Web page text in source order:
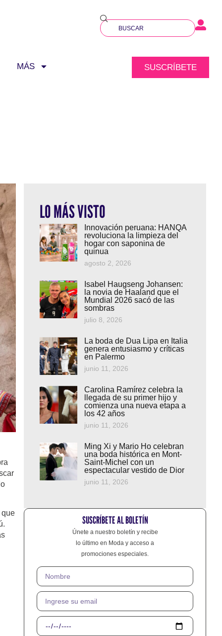
MÁS SUSCRÍBETE
que
LO MÁS VISTO
Innovación peruana: HANQA
revoluciona la limpieza del
hogar con saponina de
quinua
agosto 2, 2026
Isabel Haugseng Johansen:
la novia de Haaland que el
Mundial 2026 sacó de las
sombras
julio 8, 2026
La boda de Dua Lipa en Italia
genera entusiasmo y críticas
en Palermo
junio 11, 2026
Carolina Ramírez celebra la
llegada de su primer hijo y
comienza una nueva etapa a
los 42 años
junio 11, 2026
Ming Xi y Mario Ho celebran
una boda histórica en Mont-
Saint-Michel con un
espectacular vestido de Dior
junio 11, 2026
SUSCRÍBETE AL BOLETÍN
Únete a nuestro boletín y recibe
lo último en Moda y acceso a
promociones especiales.